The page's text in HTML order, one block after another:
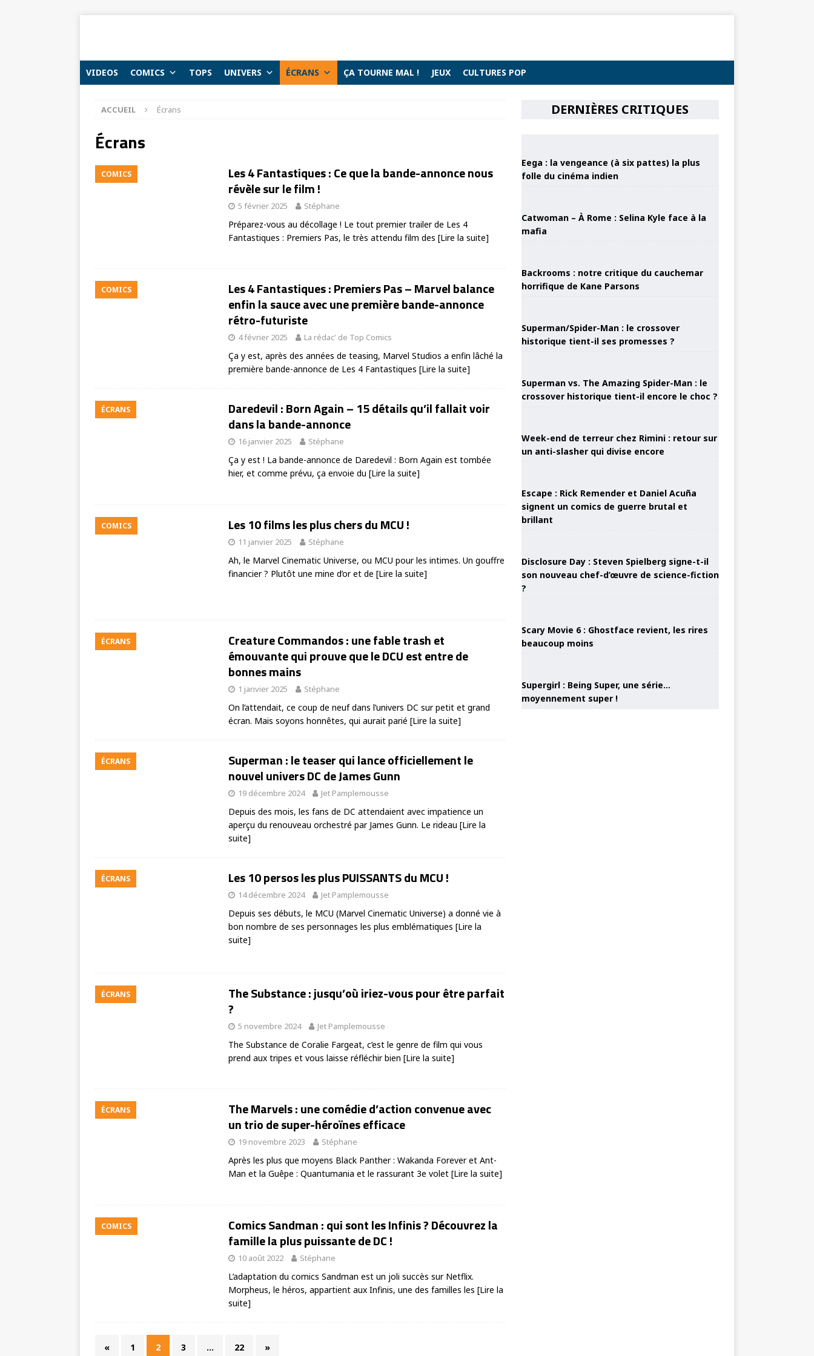
VIDEOS COMICS TOPS UNIVERS ÉCRANS ÇA TOURNE MAL ! JEUX CULTURES POP
ACCUEIL Écrans
Écrans
COMICS
Les 4 Fantastiques : Ce que la bande-annonce nous
révèle sur le film !
5 février 2025 Stéphane
Préparez-vous au décollage ! Le tout premier trailer de Les 4
Fantastiques : Premiers Pas, le très attendu film des [Lire la suite]
COMICS
Les 4 Fantastiques : Premiers Pas – Marvel balance
enfin la sauce avec une première bande-annonce
rétro-futuriste
4 février 2025 La rédac' de Top Comics
Ça y est, après des années de teasing, Marvel Studios a enfin lâché la
première bande-annonce de Les 4 Fantastiques [Lire la suite]
ÉCRANS
Daredevil : Born Again – 15 détails qu’il fallait voir
dans la bande-annonce
16 janvier 2025 Stéphane
Ça y est ! La bande-annonce de Daredevil : Born Again est tombée
hier, et comme prévu, ça envoie du [Lire la suite]
COMICS Les 10 films les plus chers du MCU !
11 janvier 2025 Stéphane
Ah, le Marvel Cinematic Universe, ou MCU pour les intimes. Un gouffre
financier ? Plutôt une mine d’or et de [Lire la suite]
ÉCRANS
Creature Commandos : une fable trash et
émouvante qui prouve que le DCU est entre de
bonnes mains
1 janvier 2025 Stéphane
On l’attendait, ce coup de neuf dans l’univers DC sur petit et grand
écran. Mais soyons honnêtes, qui aurait parié [Lire la suite]
ÉCRANS
Superman : le teaser qui lance officiellement le
nouvel univers DC de James Gunn
19 décembre 2024 Jet Pamplemousse
Depuis des mois, les fans de DC attendaient avec impatience un
aperçu du renouveau orchestré par James Gunn. Le rideau [Lire la
suite]
ÉCRANS Les 10 persos les plus PUISSANTS du MCU !
14 décembre 2024 Jet Pamplemousse
Depuis ses débuts, le MCU (Marvel Cinematic Universe) a donné vie à
bon nombre de ses personnages les plus emblématiques [Lire la
suite]
ÉCRANS
The Substance : jusqu’où iriez-vous pour être parfait
?
5 novembre 2024 Jet Pamplemousse
The Substance de Coralie Fargeat, c’est le genre de film qui vous
prend aux tripes et vous laisse réfléchir bien [Lire la suite]
ÉCRANS
The Marvels : une comédie d’action convenue avec
un trio de super-héroïnes efficace
19 novembre 2023 Stéphane
Après les plus que moyens Black Panther : Wakanda Forever et Ant-
Man et la Guêpe : Quantumania et le rassurant 3e volet [Lire la suite]
COMICS
Comics Sandman : qui sont les Infinis ? Découvrez la
famille la plus puissante de DC !
10 août 2022 Stéphane
L’adaptation du comics Sandman est un joli succès sur Netflix.
Morpheus, le héros, appartient aux Infinis, une des familles les [Lire la
suite]
« 1 2 3 … 22 »
DERNIÈRES CRITIQUES
Eega : la vengeance (à six pattes) la plus
folle du cinéma indien
Catwoman – À Rome : Selina Kyle face à la
mafia
Backrooms : notre critique du cauchemar
horrifique de Kane Parsons
Superman/Spider-Man : le crossover
historique tient-il ses promesses ?
Superman vs. The Amazing Spider-Man : le
crossover historique tient-il encore le choc ?
Week-end de terreur chez Rimini : retour sur
un anti-slasher qui divise encore
Escape : Rick Remender et Daniel Acuña
signent un comics de guerre brutal et
brillant
Disclosure Day : Steven Spielberg signe-t-il
son nouveau chef-d’œuvre de science-fiction
?
Scary Movie 6 : Ghostface revient, les rires
beaucoup moins
Supergirl : Being Super, une série…
moyennement super !